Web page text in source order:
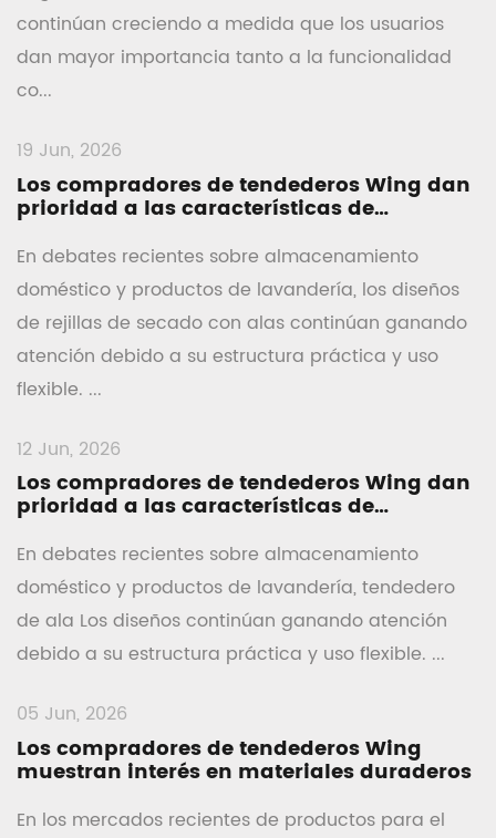
continúan creciendo a medida que los usuarios
dan mayor importancia tanto a la funcionalidad
co...
19 Jun, 2026
Los compradores de tendederos Wing dan
prioridad a las características de
almacenamiento plegables
En debates recientes sobre almacenamiento
doméstico y productos de lavandería, los diseños
de rejillas de secado con alas continúan ganando
atención debido a su estructura práctica y uso
flexible. ...
12 Jun, 2026
Los compradores de tendederos Wing dan
prioridad a las características de
En debates recientes sobre almacenamiento
doméstico y productos de lavandería, tendedero
de ala Los diseños continúan ganando atención
debido a su estructura práctica y uso flexible. ...
05 Jun, 2026
Los compradores de tendederos Wing
muestran interés en materiales duraderos
En los mercados recientes de productos para el